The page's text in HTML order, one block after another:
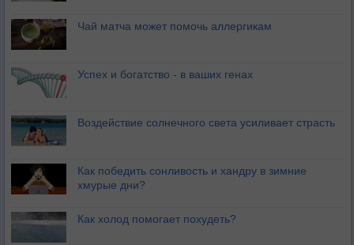
Чай матча может помочь аллергикам
Успех и богатство - в ваших генах
Воздействие солнечного света усиливает страсть
Как победить сонливость и хандру в зимние
хмурые дни?
Как холод помогает похудеть?